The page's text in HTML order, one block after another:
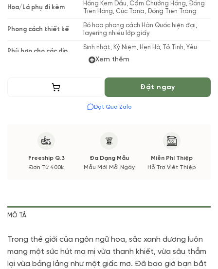
Hoa/Lá phụ đi kèm
Hồng Kem Dâu, Cẩm Chướng Hồng, Đồng
Tiền Hồng, Cúc Tana, Đồng Tiền Trắng
Phong cách thiết kế
Bó hoa phong cách Hàn Quốc hiện đại,
layering nhiều lớp giấy
Phù hợp cho các dịp
Sinh nhật, Kỷ Niệm, Hẹn Hò, Tỏ Tình, Yêu
Thương
(*) Shop hoa tươi với dịch vụ đặt hoa online Vườn Hoa Tươi
Hoa phụ và thời gian giao sẽ được thông báo đến Quý khách
Xem thêm
Thêm vào giỏ Đặt ngay
Đặt Qua Zalo
Freeship Q.3
Đơn Từ 400k
Đa Dạng Mẫu
Mẫu Mới Mỗi Ngày
Miễn Phí Thiệp
Hỗ Trợ Viết Thiệp
MÔ TẢ
Trong thế giới của ngôn ngữ hoa, sắc xanh dương luôn
mang một sức hút ma mị vừa thanh khiết, vừa sâu thẳm
lại vừa bảng lảng như một giấc mơ. Đã bao giờ bạn bắt